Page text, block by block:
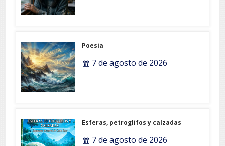
Poesia
7 de agosto de 2026
Esferas, petroglifos y calzadas
7 de agosto de 2026